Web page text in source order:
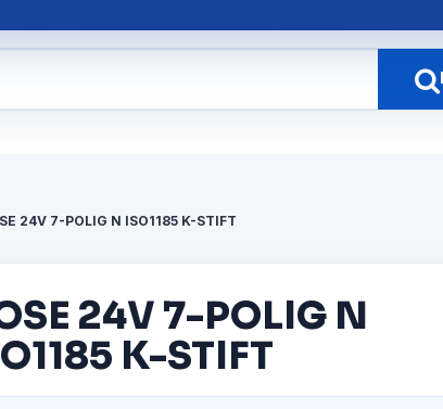
24V 7-POLIG N ISO1185 K-STIFT
24V 7-POLIG N
K-STIFT